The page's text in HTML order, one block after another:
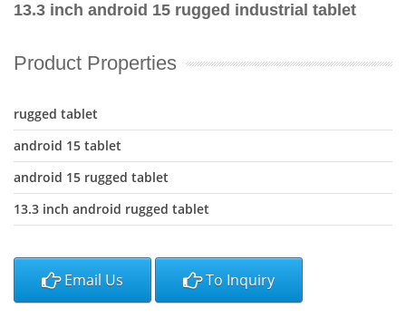
13.3 inch android 15 rugged industrial tablet
Product Properties
rugged tablet
android 15 tablet
android 15 rugged tablet
13.3 inch android rugged tablet
Email Us To Inquiry